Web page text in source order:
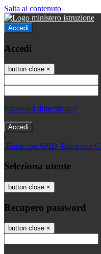
Salta al contenuto
Accedi
Accedi
button close ×
Password dimenticata?
-
Entra con SPID Entra con
Seleziona utente
button close ×
Recupero password
button close ×